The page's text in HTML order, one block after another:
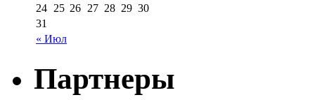
« Июл
24 25 26 27 28 29 30
31
Партнеры